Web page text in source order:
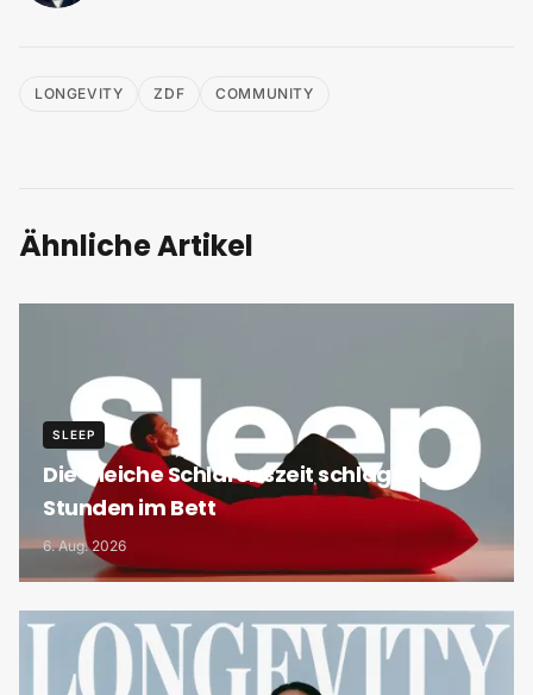
LONGEVITY ZDF COMMUNITY
Ähnliche Artikel
SLEEP
Die Gleiche Schlafenszeit schlägt mehr
Stunden im Bett
6. Aug. 2026